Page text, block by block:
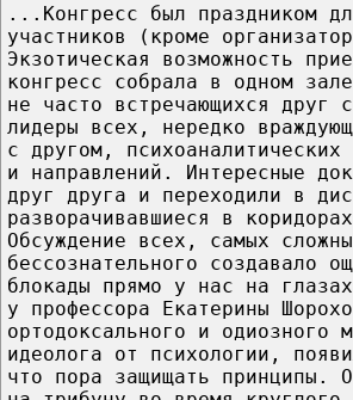
...Конгресс был праздником
участников (кроме
Экзотическая возможность
конгресс собрала в одном
не часто встречающихся друг
лидеры всех, нередко
с другом, психоаналитических
и направлений. Интересные
друг друга и переходили в
разворачивавшиеся в
Обсуждение всех, самых
бессознательного создавало
блокады прямо у нас на
у профессора Екатерины
ортодоксального и одиозного
идеолога от психологии,
что пора защищать принципы.